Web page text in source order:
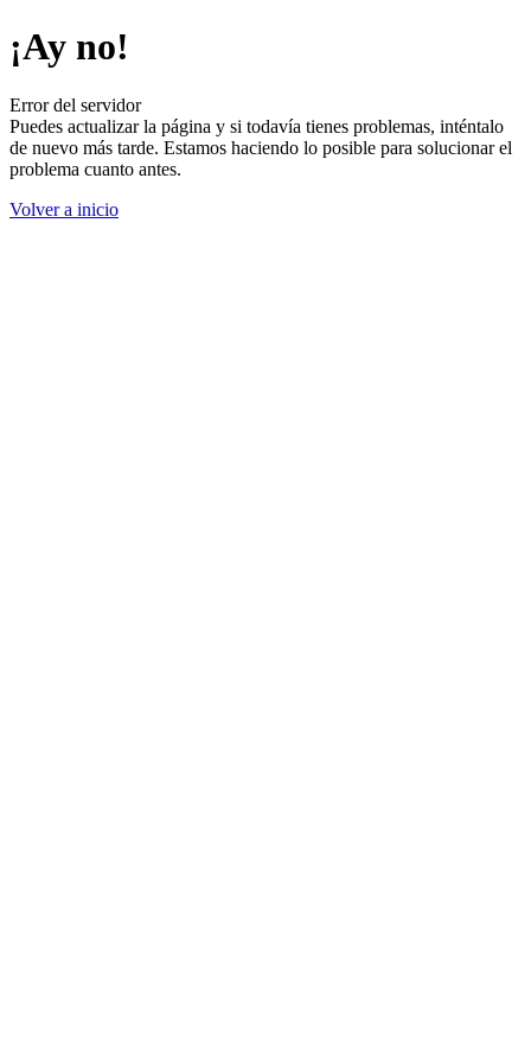
¡Ay no!
Error del servidor
Puedes actualizar la página y si todavía tienes problemas, inténtalo
de nuevo más tarde. Estamos haciendo lo posible para solucionar el
problema cuanto antes.
Volver a inicio